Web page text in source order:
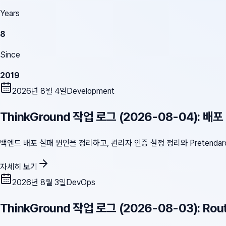
Years
8
Since
2019
2026년 8월 4일Development
ThinkGround 작업 로그 (2026-08-04): 배포
백엔드 배포 실패 원인을 정리하고, 관리자 인증 설정 정리와
자세히 보기
2026년 8월 3일DevOps
ThinkGround 작업 로그 (2026-08-03):